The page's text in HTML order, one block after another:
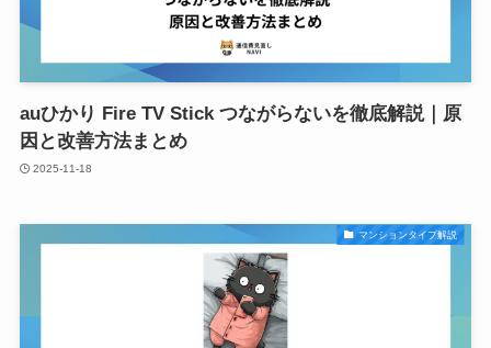
auひかり Fire TV Stick つながらないを徹底解説｜原
因と改善方法まとめ
2025-11-18
マンションタイプ解説